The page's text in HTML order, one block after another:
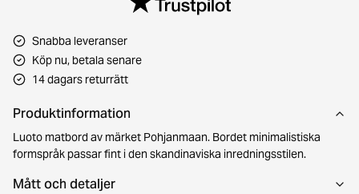
Snabba leveranser
Köp nu, betala senare
14 dagars returrätt
Produktinformation
Luoto matbord av märket Pohjanmaan. Bordet minimalistiska
formspråk passar fint i den skandinaviska inredningsstilen.
Mått och detaljer